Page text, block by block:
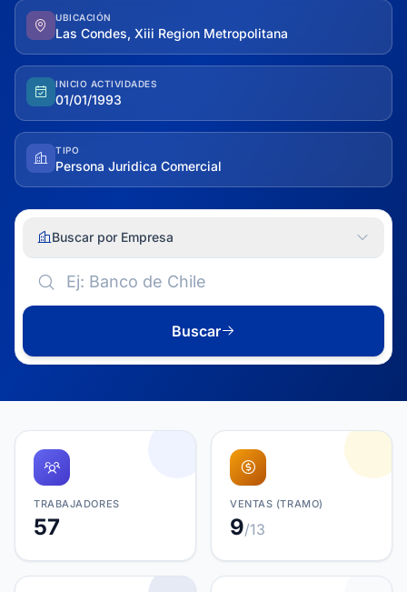
UBICACIÓN
Las Condes, Xiii Region Metropolitana
INICIO ACTIVIDADES
01/01/1993
TIPO
Persona Juridica Comercial
Buscar por Empresa
Buscar
TRABAJADORES
57
VENTAS (TRAMO)
9/13